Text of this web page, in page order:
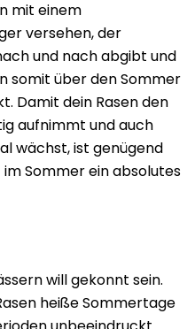
mit einem
versehen, der
und nach abgibt und
somit über den Sommer
Damit dein Rasen den
aufnimmt und auch
wächst, ist genügend
Sommer ein absolutes
will gekonnt sein.
heiße Sommertage